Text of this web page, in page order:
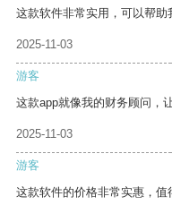
这款软件非常实用，可以帮助
2025-11-03
游客
这款app就像我的财务顾问，
2025-11-03
游客
这款软件的价格非常实惠，值